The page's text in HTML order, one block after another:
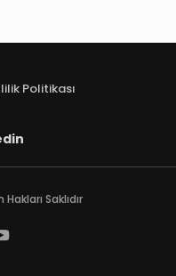
Politikası
Saklıdır